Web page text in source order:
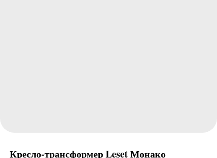
Кресло-трансформер Leset Монако